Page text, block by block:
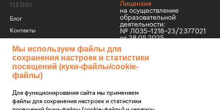
Мы используем файлы для
сохранения настроек и статистики
посещений (куки‑файлы/cookie-
файлы)
Для функционирования сайта мы применяем
файлы для сохранения настроек и статистики
МЕНЮ
Блог
Контакты
О нас
Часто задаваемые вопросы
+7 (961) 500-83-50
info@glebo
Лицензия
на осуществление
образовательной
деятельности:
№ Л035−1 218−23/2 377 021
от 28.05.2025
Политика конфиденциальности
Согласие на обработку
Политика обработки файлов для
сохранения настроек и